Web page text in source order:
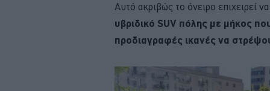
Αυτό ακριβώς το όνειρο επιχειρεί
υβριδικό SUV πόλης με μήκος
προδιαγραφές ικανές να